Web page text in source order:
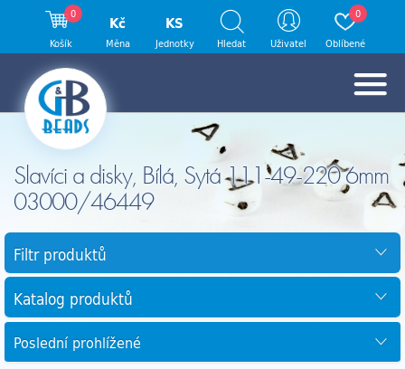
Slavíci a disky, Bílá, Sytá 111-49-220 6mm
03000/46449
Filtr produktů
Katalog produktů
Poslední prohlížené
0
Košík
Kč
Měna
KS
Jednotky Hledat Uživatel
0
Oblíbené